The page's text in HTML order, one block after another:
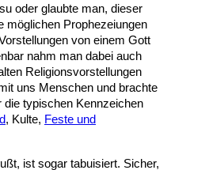
oder glaubte man, dieser
möglichen Prophezeiungen
von einem Gott
nahm man dabei auch
Religionsvorstellungen
uns Menschen und brachte
die typischen Kennzeichen
, Kulte, Feste und
ist sogar tabuisiert. Sicher,